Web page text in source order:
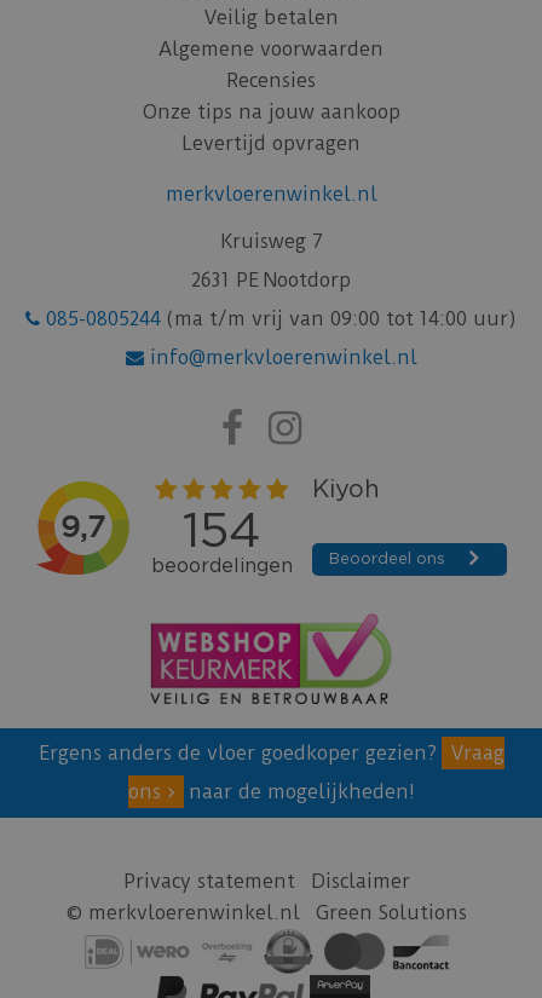
Veilig betalen
Algemene voorwaarden
Recensies
Onze tips na jouw aankoop
Levertijd opvragen
merkvloerenwinkel.nl
Kruisweg 7
2631 PE Nootdorp
085-0805244 (ma t/m vrij van 09:00 tot 14:00 uur)
info@merkvloerenwinkel.nl
Ergens anders de vloer goedkoper gezien?
Vraag
ons
naar de mogelijkheden!
Privacy statement
Disclaimer
© merkvloerenwinkel.nl
Green Solutions